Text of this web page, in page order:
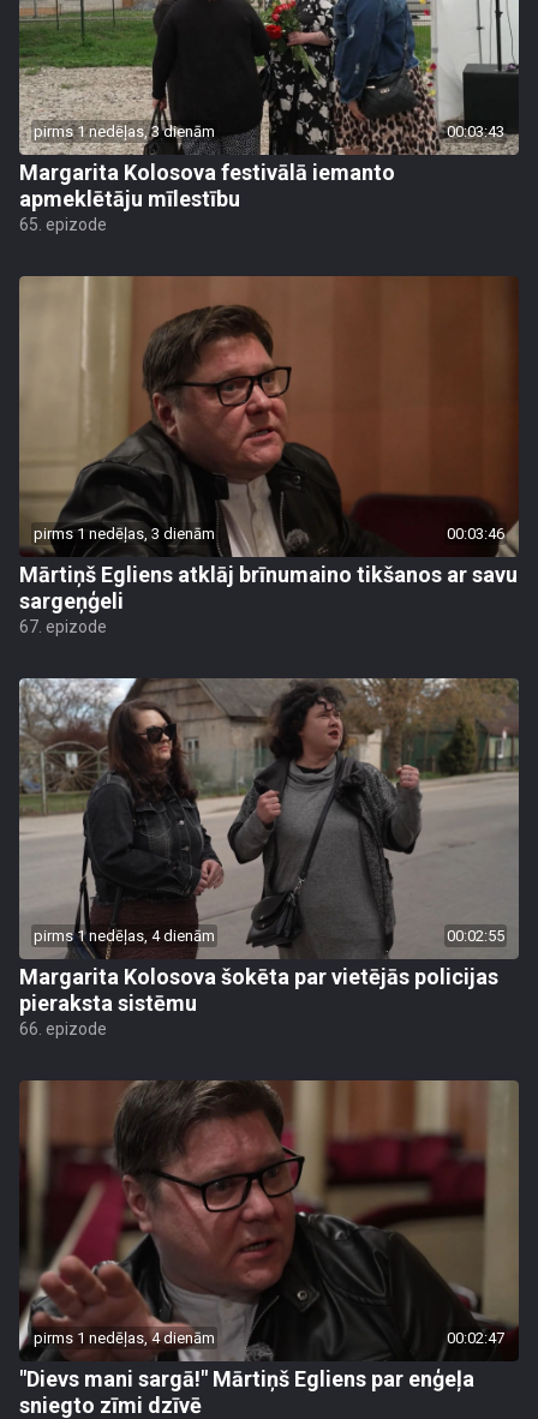
pirms 1 nedēļas, 3 dienām 00:03:43
Margarita Kolosova festivālā iemanto
apmeklētāju mīlestību
65. epizode
pirms 1 nedēļas, 3 dienām 00:03:46
Mārtiņš Egliens atklāj brīnumaino tikšanos ar savu
sargeņģeli
67. epizode
pirms 1 nedēļas, 4 dienām 00:02:55
Margarita Kolosova šokēta par vietējās policijas
pieraksta sistēmu
66. epizode
pirms 1 nedēļas, 4 dienām 00:02:47
"Dievs mani sargā!" Mārtiņš Egliens par enģeļa
sniegto zīmi dzīvē